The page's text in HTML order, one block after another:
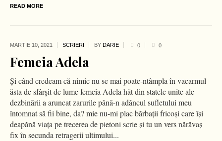
READ MORE
MARTIE 10, 2021 SCRIERI BY DARIE 0 0
Femeia Adela
Şi când credeam că nimic nu se mai poate-ntâmpla în vacarmul
ăsta de sfârşit de lume femeia Adela hăt din statele unite ale
dezbinării a aruncat zarurile până-n adâncul sufletului meu
întomnat să fii bine, da? mie nu-mi plac bărbaţii fricoşi care îşi
deapănă viaţa pe trecerea de pietoni scrie şi tu un vers nărăvaş
fix în secunda retragerii ultimului...